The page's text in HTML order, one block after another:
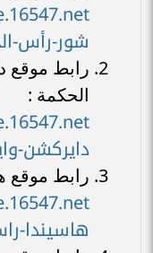
شور-رأس-
رابط موقع
الحكمة :
دايركشن-
رابط موقع
هاسيندا-